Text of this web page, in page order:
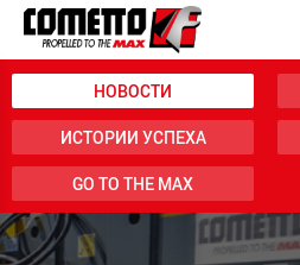
НОВОСТИ
ИСТОРИИ УСПЕХА
GO TO THE MAX